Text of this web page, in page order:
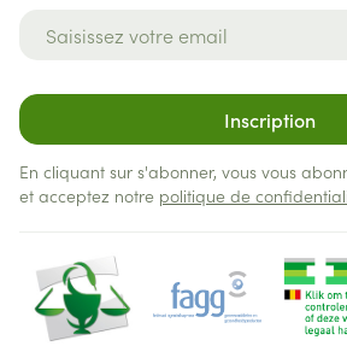
Inscription
En cliquant sur s'abonner, vous vous
et acceptez notre politique de